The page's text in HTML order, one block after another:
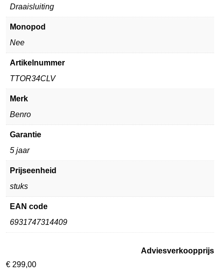
Draaisluiting
Monopod
Nee
Artikelnummer
TTOR34CLV
Merk
Benro
Garantie
5 jaar
Prijseenheid
stuks
EAN code
6931747314409
Adviesverkoopprijs
€ 299,00